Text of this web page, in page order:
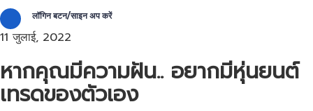
लॉगिन बटन/साइन अप करें
11 जुलाई, 2022
หากคุณมีความฝัน.. อยากมีหุ่นยนต์​
เทรดของตัวเอง